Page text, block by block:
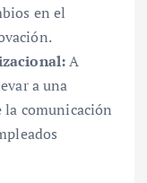
en el
A
a una
la comunicación